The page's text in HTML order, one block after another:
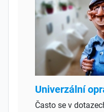
Univerzální
Často se v